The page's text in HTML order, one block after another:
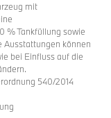
mit
% Tankfüllung sowie
Ausstattungen können
bei Einfluss auf die
540/2014